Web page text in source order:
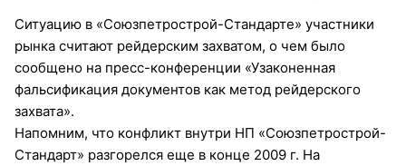
Ситуацию в «Союзпетрострой-Стандарте» участники
рынка считают рейдерским захватом, о чем было
сообщено на пресс-конференции «Узаконенная
фальсификация документов как метод рейдерского
захвата».
Напомним, что конфликт внутри НП «Союзпетрострой-
Стандарт» разгорелся еще в конце 2009 г. На